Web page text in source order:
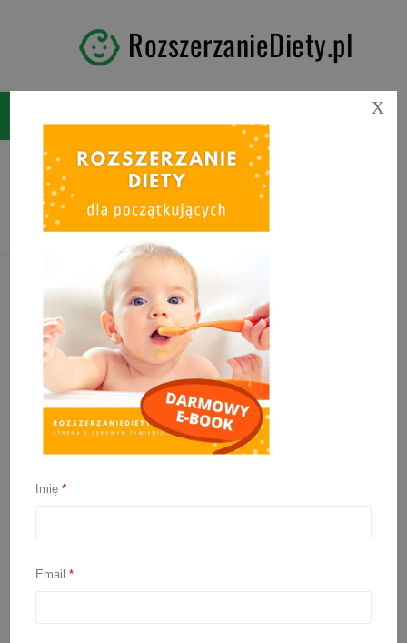
RozszerzanieDiety.pl
Tag:niemowlę mak
Potrawy wigilijne dla
Imię*
Email*
X